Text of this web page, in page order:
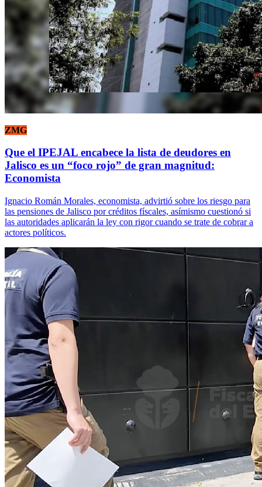
ZMG
Que el IPEJAL encabece la lista de deudores en
Jalisco es un “foco rojo” de gran magnitud:
Economista
Ignacio Román Morales, economista, advirtió sobre los riesgo para
las pensiones de Jalisco por créditos físcales, asímismo cuestionó si
las autoridades aplicarán la ley con rigor cuando se trate de cobrar a
actores políticos.